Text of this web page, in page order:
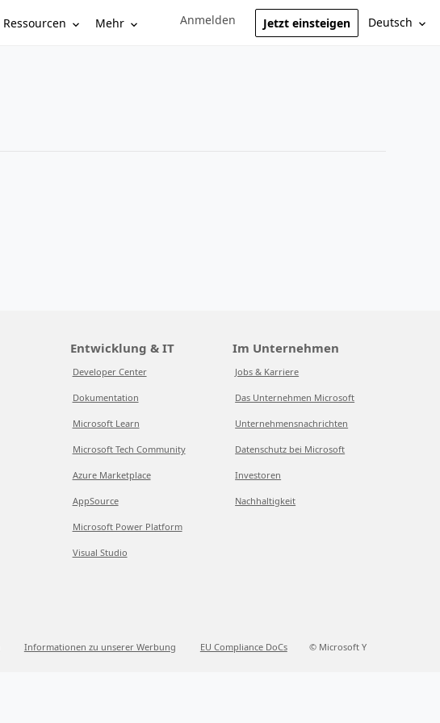
Ressourcen Mehr Sign in to your account
Anmelden Jetzt einsteigen Deutsch
Entwicklung & IT
Developer Center
Dokumentation
Microsoft Learn
Microsoft Tech Community
Azure Marketplace
AppSource
Microsoft Power Platform
Visual Studio
Im Unternehmen
Jobs & Karriere
Das Unternehmen Microsoft
Unternehmensnachrichten
Datenschutz bei Microsoft
Investoren
Nachhaltigkeit
Informationen zu unserer Werbung EU Compliance DoCs © Microsoft Y